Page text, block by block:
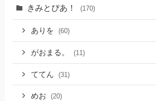
きみとぴあ！ (170)
ありを (60)
がおまる。 (11)
ててん (31)
めお (20)